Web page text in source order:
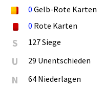
0 Gelb-Rote Karten
0 Rote Karten
S 127 Siege
U 29 Unentschieden
N 64 Niederlagen